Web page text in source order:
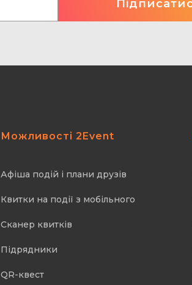
Можливості 2Event
Афіша подій і плани друзів
Квитки на події з мобільного
Cканер квитків
Підрядники
QR-квест